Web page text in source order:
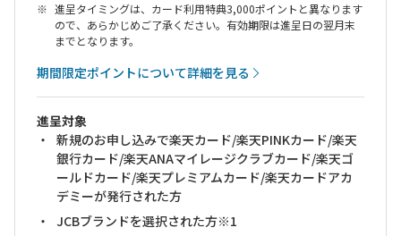
進呈タイミングは、カード利用特典3,000ポイントと異なります
ので、あらかじめご了承ください。有効期限は進呈日の翌月末
までとなります。
期間限定ポイントについて詳細を見る
進呈対象
新規のお申し込みで楽天カード/楽天PINKカード/楽天
銀行カード/楽天ANAマイレージクラブカード/楽天ゴ
ールドカード/楽天プレミアムカード/楽天カードアカ
デミーが発行された方
JCBブランドを選択された方※1